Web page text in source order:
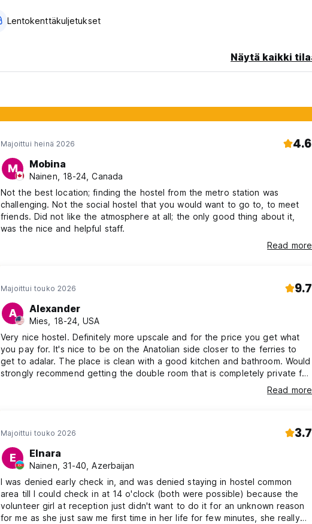
Lentokenttäkuljetukset
Näytä kaikki
Majoittui heinä 2026 4.6
M Mobina
Nainen, 18-24, Canada
Not the best location; finding the hostel from the metro station was
challenging. Not the social hostel that you would want to go to, to meet
friends. Did not like the atmosphere at all; the only good thing about it,
was the nice and helpful staff.
Read more
Majoittui touko 2026 9.7
A Alexander
Mies, 18-24, USA
Very nice hostel. Definitely more upscale and for the price you get what
you pay for. It's nice to be on the Anatolian side closer to the ferries to
get to adalar. The place is clean with a good kitchen and bathroom. Would
strongly recommend getting the double room that is completely private for
two if you have a partner! Costs the same as two singles in the 8-10
person suite but feels luxury. They go fast so book it in advance. Great
Read more
Majoittui touko 2026 3.7
E Elnara
Nainen, 31-40, Azerbaijan
I was denied early check in, and was denied staying in hostel common
area till I could check in at 14 o'clock (both were possible) because the
volunteer girl at reception just didn't want to do it for an unknown reason
for me as she just saw me first time in her life for few minutes, she really